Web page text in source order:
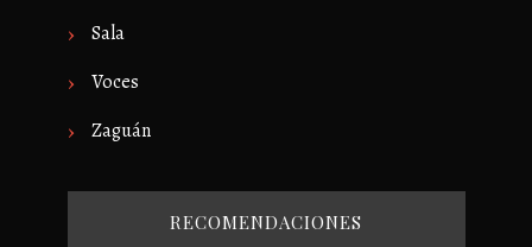
Sala
Voces
Zaguán
RECOMENDACIONES